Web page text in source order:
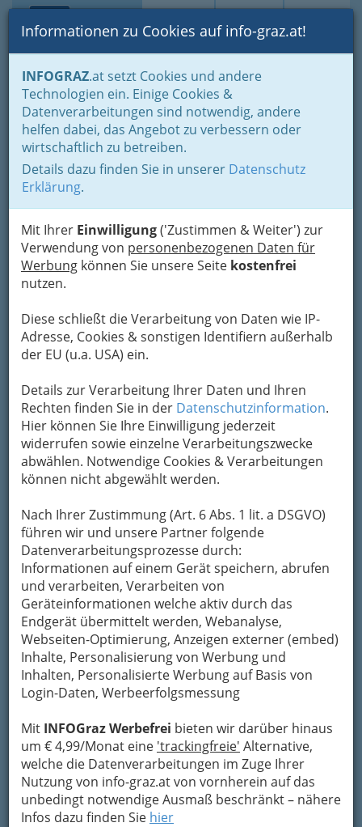
Suche Login Toggle
Informationen zu Cookies auf info-graz.at!
INFOGRAZ.at setzt Cookies und andere
Technologien ein. Einige Cookies &
Datenverarbeitungen sind notwendig, andere
helfen dabei, das Angebot zu verbessern oder
wirtschaftlich zu betreiben.
Details dazu finden Sie in unserer Datenschutz
Erklärung.
Mit Ihrer Einwilligung('Zustimmen & Weiter') zur
Verwendung von personenbezogenen Daten für
Werbung können Sie unsere Seite kostenfrei
nutzen.
Diese schließt die Verarbeitung von Daten wie IP-
Adresse, Cookies & sonstigen Identifiern außerhalb
der EU (u.a. USA) ein.
Details zur Verarbeitung Ihrer Daten und Ihren
Rechten finden Sie in der Datenschutzinformation.
Hier können Sie Ihre Einwilligung jederzeit
widerrufen sowie einzelne Verarbeitungszwecke
abwählen. Notwendige Cookies & Verarbeitungen
können nicht abgewählt werden.
Nach Ihrer Zustimmung (Art. 6 Abs. 1 lit. a DSGVO)
führen wir und unsere Partner folgende
Datenverarbeitungsprozesse durch:
Informationen auf einem Gerät speichern, abrufen
und verarbeiten, Verarbeiten von
Geräteinformationen welche aktiv durch das
Endgerät übermittelt werden, Webanalyse,
Webseiten-Optimierung, Anzeigen externer (embed)
Inhalte, Personalisierung von Werbung und
Inhalten, Personalisierte Werbung auf Basis von
Login-Daten, Werbeerfolgsmessung
Mit INFOGraz Werbefrei bieten wir darüber hinaus
um € 4,99/Monat eine 'trackingfreie' Alternative,
welche die Datenverarbeitungen im Zuge Ihrer
Nutzung von info-graz.at von vornherein auf das
unbedingt notwendige Ausmaß beschränkt – nähere
Infos dazu finden Sie hier
Home
Gastronomie
Gastronomie: Toprestaurants & Gasthäuser
Pizzeria - Pizzerien oder Pizzerias?
Koca KG Cafe & Pizzeria
Side
Annenstraße 37, 8020 Graz
Karte
Adresse mit Google Maps anschauen
Eine vielfältige Auswahl
Gaststätten - Gasthäuser -
Gasthöfe
Steirisch - Regionale